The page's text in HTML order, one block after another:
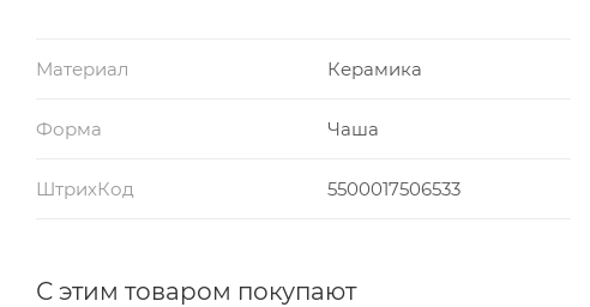
Материал Керамика
Форма Чаша
ШтрихКод 5500017506533
С этим товаром покупают